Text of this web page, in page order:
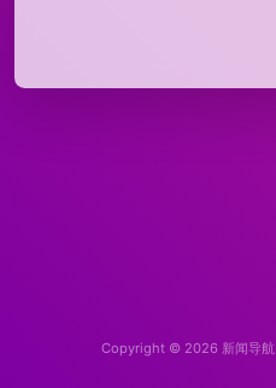
Copyright © 2026 新闻导航